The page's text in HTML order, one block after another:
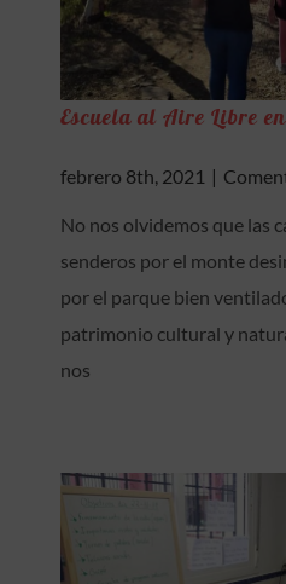
Escuela al Aire Libre
febrero 8th, 2021 |
No nos olvidemos que las
senderos por el monte
por el parque bien
patrimonio cultural y
nos